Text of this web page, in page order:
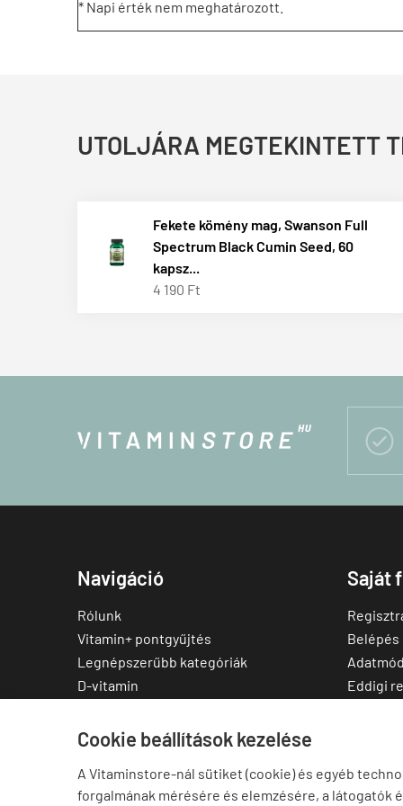
Cookie beállítások kezelése
A Vitaminstore-nál sütiket (cookie) és egyéb
forgalmának mérésére és elemzésére, a látogatók
* Napi érték nem meghatározott.
UTOLJÁRA MEGTEKINTETT
Fekete kömény mag, Swanson Full
Spectrum Black Cumin Seed, 60
kapsz...
4 190 Ft

Navigáció
Rólunk
Vitamin+ pontgyűjtés
Legnépszerűbb kategóriák
D-vitamin
Multivitamin
Cink
Omega-3
Saját
Belépés
Eddigi